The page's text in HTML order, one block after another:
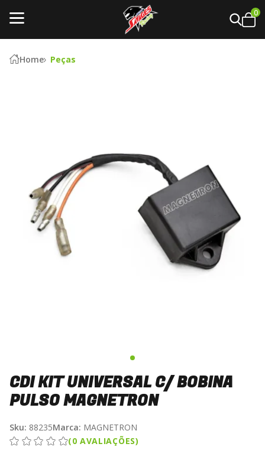
0
Home Peças
CDI KIT UNIVERSAL C/ BOBINA
PULSO MAGNETRON
Sku: 88235Marca: MAGNETRON
(0 AVALIAÇÕES)